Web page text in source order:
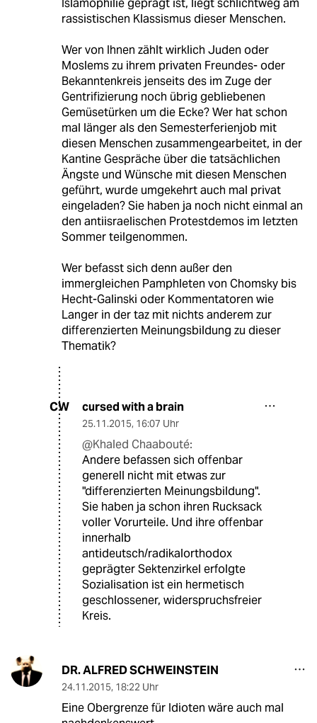
Islamophilie geprägt ist, liegt schlichtweg am
rassistischen Klassismus dieser Menschen.
Wer von Ihnen zählt wirklich Juden oder
Moslems zu ihrem privaten Freundes- oder
Bekanntenkreis jenseits des im Zuge der
Gentrifizierung noch übrig gebliebenen
Gemüsetürken um die Ecke? Wer hat schon
mal länger als den Semesterferienjob mit
diesen Menschen zusammengearbeitet, in der
Kantine Gespräche über die tatsächlichen
Ängste und Wünsche mit diesen Menschen
geführt, wurde umgekehrt auch mal privat
eingeladen? Sie haben ja noch nicht einmal an
den antiisraelischen Protestdemos im letzten
Sommer teilgenommen.
Wer befasst sich denn außer den
immergleichen Pamphleten von Chomsky bis
Hecht-Galinski oder Kommentatoren wie
Langer in der taz mit nichts anderem zur
differenzierten Meinungsbildung zu dieser
Thematik?
CW cursed with a brain
25.11.2015, 16:07 Uhr
@Khaled Chaabouté:
Andere befassen sich offenbar
generell nicht mit etwas zur
"differenzierten Meinungsbildung".
Sie haben ja schon ihren Rucksack
voller Vorurteile. Und ihre offenbar
innerhalb
antideutsch/radikalorthodox
geprägter Sektenzirkel erfolgte
Sozialisation ist ein hermetisch
geschlossener, widerspruchsfreier
Kreis.
DR. ALFRED SCHWEINSTEIN
24.11.2015, 18:22 Uhr
Eine Obergrenze für Idioten wäre auch mal